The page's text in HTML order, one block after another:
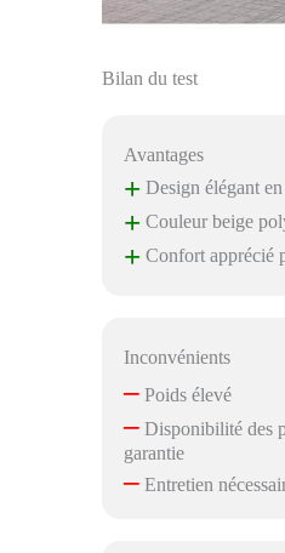
Bilan du test
Avantages
+ Design élégant
+ Couleur beige
+ Confort apprécié
Inconvénients
–Poids élevé
–Disponibilité des
garantie
–Entretien